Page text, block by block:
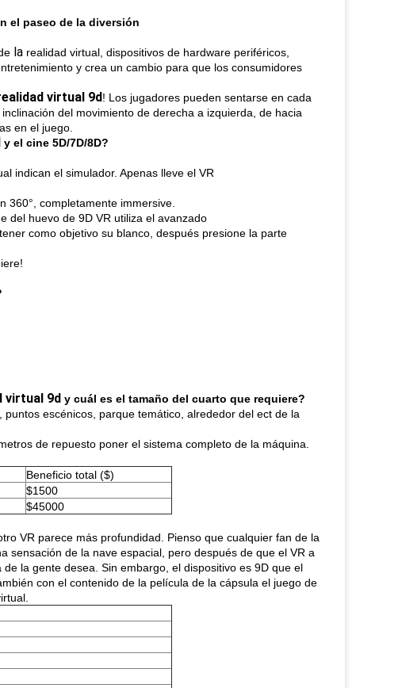
el paseo de la diversión
la realidad virtual, dispositivos de hardware periféricos,
y crea un cambio para que los consumidores
virtual 9d! Los jugadores pueden sentarse en cada
del movimiento de derecha a izquierda, de hacia
en el juego.
y el cine 5D/7D/8D?
indican el simulador. Apenas lleve el VR
360°, completamente immersive.
del huevo de 9D VR utiliza el avanzado
como objetivo su blanco, después presione la parte
virtual 9d y cuál es el tamaño del cuarto que requiere?
escénicos, parque temático, alrededor del ect de la
de repuesto poner el sistema completo de la máquina.
Beneficio total ($)
$1500
$45000
VR parece más profundidad. Pienso que cualquier fan de la
sensación de la nave espacial, pero después de que el VR a
la gente desea. Sin embargo, el dispositivo es 9D que el
con el contenido de la película de la cápsula el juego de